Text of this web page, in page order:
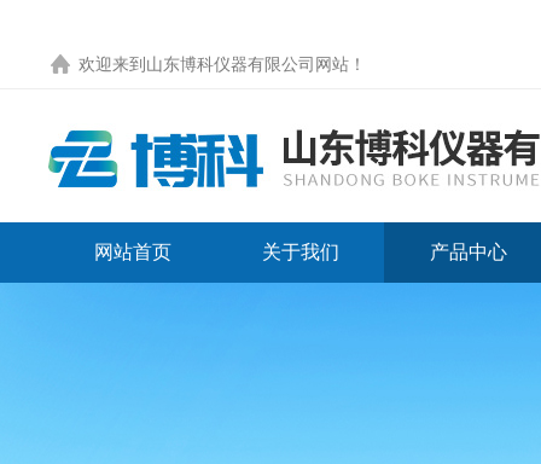
欢迎来到 山东博科仪器有限公司网站 ！
网站首页 关于我们 产品中心